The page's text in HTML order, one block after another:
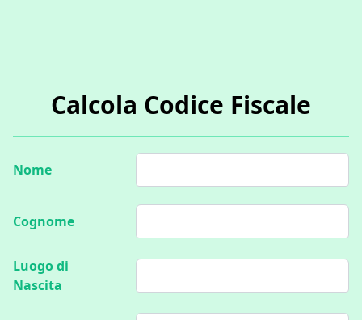
Calcola Codice Fiscale
Nome Nome
Cognome Cognome
Luogo di
Nascita
Luogo di Nascita